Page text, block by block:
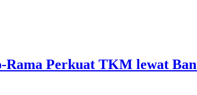
Rama Perkuat TKM lewat